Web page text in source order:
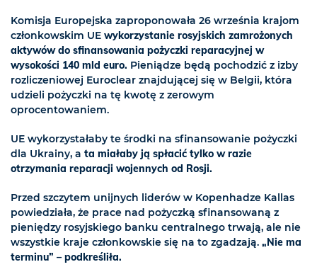
Komisja Europejska zaproponowała 26 września krajom
członkowskim UE wykorzystanie rosyjskich zamrożonych
aktywów do sfinansowania pożyczki reparacyjnej w
wysokości 140 mld euro. Pieniądze będą pochodzić z izby
rozliczeniowej Euroclear znajdującej się w Belgii, która
udzieli pożyczki na tę kwotę z zerowym
oprocentowaniem.
UE wykorzystałaby te środki na sfinansowanie pożyczki
dla Ukrainy, a ta miałaby ją spłacić tylko w razie
otrzymania reparacji wojennych od Rosji.
Przed szczytem unijnych liderów w Kopenhadze Kallas
powiedziała, że prace nad pożyczką sfinansowaną z
pieniędzy rosyjskiego banku centralnego trwają, ale nie
wszystkie kraje członkowskie się na to zgadzają. „Nie ma
terminu” – podkreśliła.